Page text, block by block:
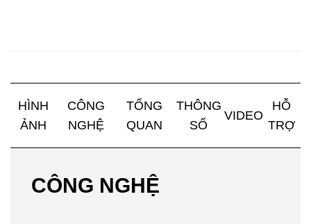
HÌNH
ẢNH
CÔNG
NGHỆ
TỔNG
QUAN
THÔNG
SỐ
VIDEO
HỖ
TRỢ
CÔNG NGHỆ